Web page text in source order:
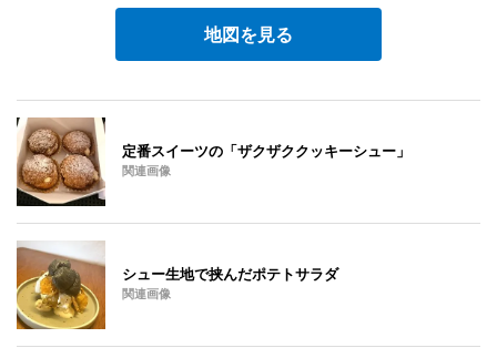
地図を見る
定番スイーツの「ザクザククッキーシュー」
関連画像
シュー生地で挟んだポテトサラダ
関連画像